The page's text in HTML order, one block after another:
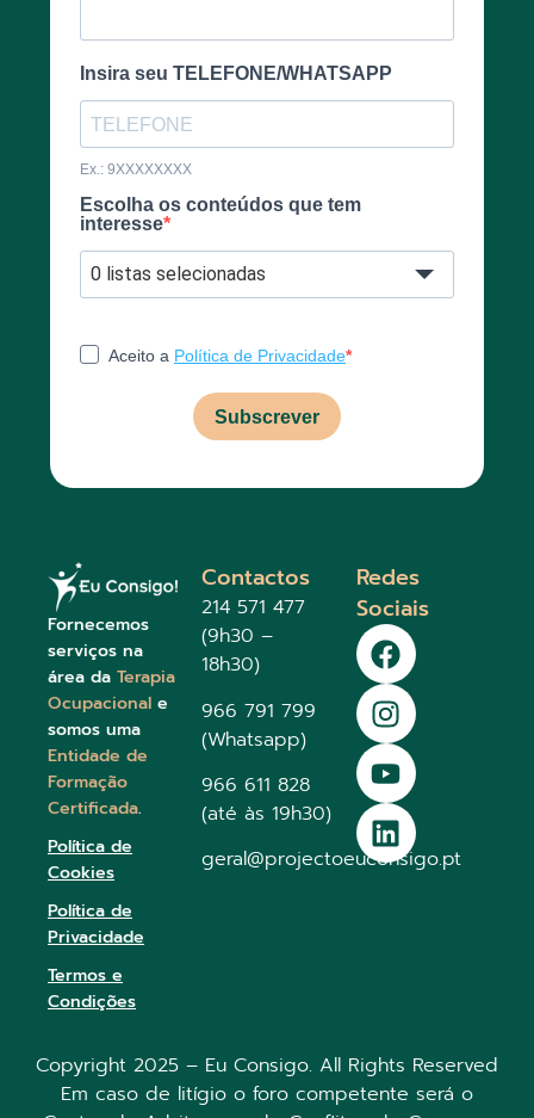
Insira seu TELEFONE/WHATSAPP
Ex.: 9XXXXXXXX
Escolha os conteúdos que tem
interesse
0 listas selecionadas
Aceito a Política de Privacidade
Subscrever
Fornecemos
serviços na
área da Terapia
Ocupacional e
somos uma
Entidade de
Formação
Certificada.
Política de
Cookies
Política de
Privacidade
Termos e
Condições
Contactos
214 571 477
(9h30 –
18h30)
966 791 799
(Whatsapp)
966 611 828
(até às 19h30)
geral@projectoeuconsigo.pt
Redes
Sociais
Copyright 2025 – Eu Consigo. All Rights Reserved
Em caso de litígio o foro competente será o